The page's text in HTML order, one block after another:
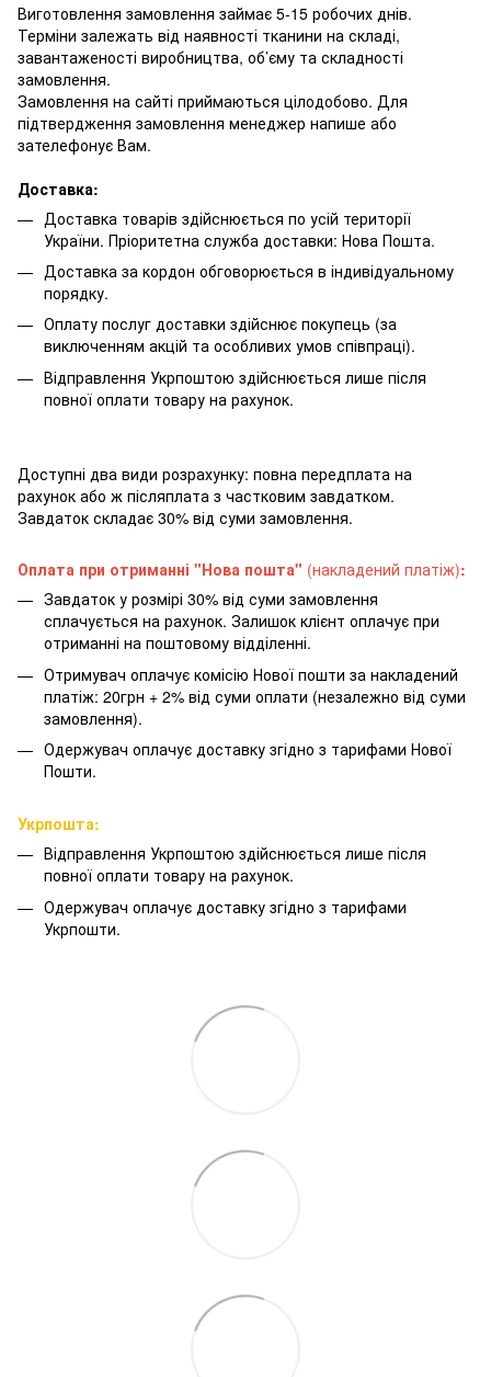
Виготовлення замовлення займає 5-15 робочих днів.
Терміни залежать від наявності тканини на складі,
завантаженості виробництва, об’єму та складності
замовлення.
Замовлення на сайті приймаються цілодобово. Для
підтвердження замовлення менеджер напише або
зателефонує Вам.
Доставка:
Доставка товарів здійснюється по усій території
України. Пріоритетна служба доставки: Нова Пошта.
Доставка за кордон обговорюється в індивідуальному
порядку.
Оплату послуг доставки здійснює покупець (за
виключенням акцій та особливих умов співпраці).
Відправлення Укрпоштою здійснюється лише після
повної оплати товару на рахунок.
Доступні два види розрахунку: повна передплата на
рахунок або ж післяплата з частковим завдатком.
Завдаток складає 30% від суми замовлення.
Оплата при отриманні "Нова пошта" (накладений платіж):
Завдаток у розмірі 30% від суми замовлення
сплачується на рахунок. Залишок клієнт оплачує при
отриманні на поштовому відділенні.
Отримувач оплачує комісію Нової пошти за накладений
платіж: 20грн + 2% від суми оплати (незалежно від суми
замовлення).
Одержувач оплачує доставку згідно з тарифами Нової
Пошти.
Укрпошта:
Відправлення Укрпоштою здійснюється лише після
повної оплати товару на рахунок.
Одержувач оплачує доставку згідно з тарифами
Укрпошти.